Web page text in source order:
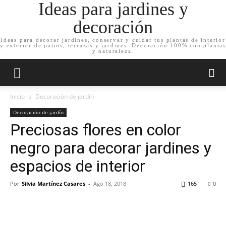
Ideas para jardines y
decoración
Ideas para decorar jardines, conservar y cuidar tus plantas de interior
y exterior de patios, terrazas y jardines. Decoración 100% con plantas
y naturaleza.
Inicio Decoración de jardín
Decoración de jardín
Preciosas flores en color
negro para decorar jardines y
espacios de interior
Por Silvia Martínez Casares - Ago 18, 2018 0
165